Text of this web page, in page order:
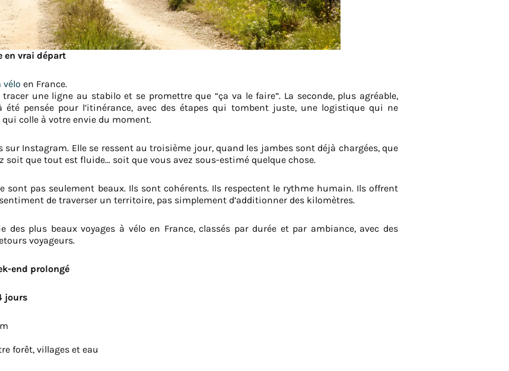
en vrai départ
vélo en France.
une ligne au stabilo et se promettre que “ça va le faire”. La seconde, plus agréable,
pensée pour l’itinérance, avec des étapes qui tombent juste, une logistique qui ne
colle à votre envie du moment.
sur Instagram. Elle se ressent au troisième jour, quand les jambes sont déjà chargées, que
soit que tout est fluide… soit que vous avez sous-estimé quelque chose.
sont pas seulement beaux. Ils sont cohérents. Ils respectent le rythme humain. Ils offrent
de traverser un territoire, pas simplement d’additionner des kilomètres.
plus beaux voyages à vélo en France, classés par durée et par ambiance, avec des
voyageurs.
end prolongé
jours
forêt, villages et eau